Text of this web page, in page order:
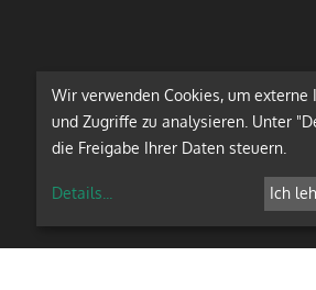
Wir verwenden Cookies, um externe
und Zugriffe zu analysieren. Unter
die Freigabe Ihrer Daten steuern.
Details... Ich